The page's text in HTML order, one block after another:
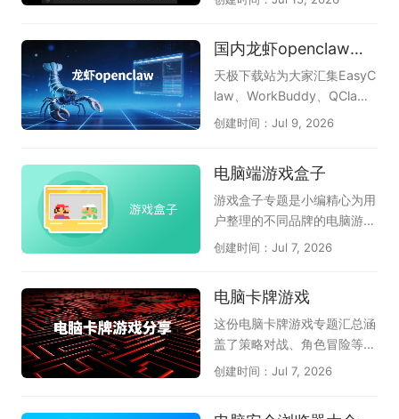
又顺手的那一款。
捷；PDF大师满足文档查看与
和DLL系统修复工具则专门解
决硬件驱动与系统报错等棘手
问题。这套工具合集以轻巧实
覆盖了从日常办公到系统维护
散软件，莫停之这套合集就能
帮助电脑保持稳定流畅的状
态，是非常值得常备的电脑工
畅。《火绒安全软件》作为主
力安全防护工具，以轻巧不卡
机、防御能力出色而备受好
评，能有效拦截木马病毒和流
上架应用均经过严格检测，杜
绝捆绑和恶意插件；《火绒强
力卸载》则专为清理顽固软件
除残留文件和注册表，释放磁
其职，从安全守护到软件管
理，形成了一套完整的电脑维
护方案。火绒安全软件还具备
能，全方位守护电脑安全。如
国内龙虾openclaw软件合集
天极下载站为大家汇集EasyC
law、WorkBuddy、QCla
w、LobsterAI有道龙虾、36
内主流龙虾工具，为您提供全
面的OpenClaw软件选择参
考，助力高效AI办公自动化。
特别是腾讯和360都已上线龙
虾管家，为本地电脑运行龙虾
伴赶紧下载体验吧。
创建时间：Jul 9, 2026
电脑端游戏盒子
游戏盒子专题是小编精心为用
户整理的不同品牌的电脑游戏
盒子软件，它们是51游戏盒
游戏盒子、多玩我的世界盒子
等等；游戏盒子可以理解为游
戏工具或游戏助手，它可以将
好玩的小游戏、页游、网游汇
创建时间：Jul 7, 2026
电脑卡牌游戏
这份电脑卡牌游戏专题汇总涵
盖了策略对战、角色冒险等多
种玩法，天极软件专员为卡牌
创建时间：Jul 7, 2026